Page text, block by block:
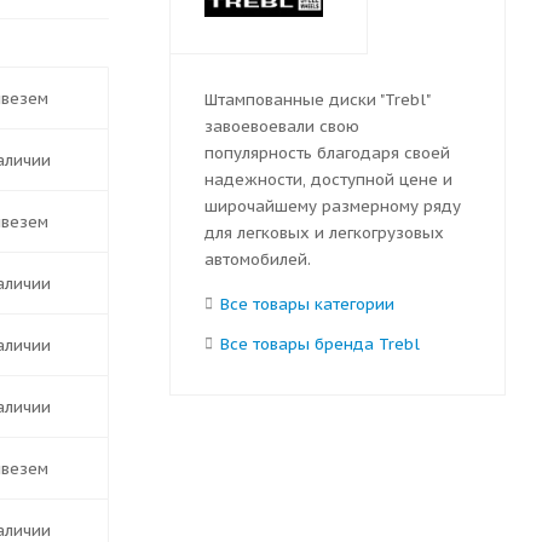
Штампованные диски "Trebl"
завоевоевали свою
популярность благодаря своей
надежности, доступной цене и
широчайшему размерному ряду
для легковых и легкогрузовых
автомобилей.
Все товары категории
Все товары бренда Trebl